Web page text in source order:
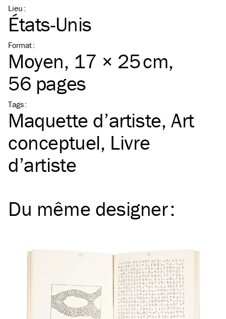
Lieu :
États-Unis
Format:
Moyen, 17 × 25 cm,
56 pages
Tags:
Maquette d’artiste Art
conceptuel Livre
d’artiste
Du même designer: